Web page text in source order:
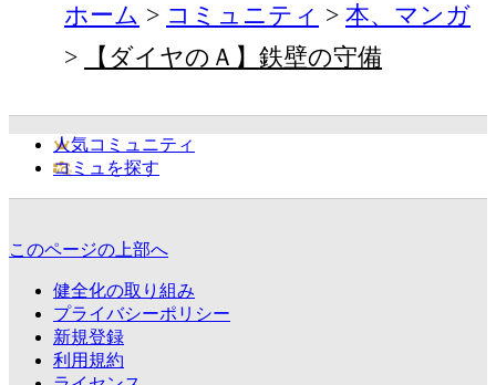
ホーム コミュニティ
本、マンガ
【ダイヤのＡ】鉄壁の守備
人気コミュニティ
コミュを探す
このページの上部へ
健全化の取り組み
プライバシーポリシー
新規登録
利用規約